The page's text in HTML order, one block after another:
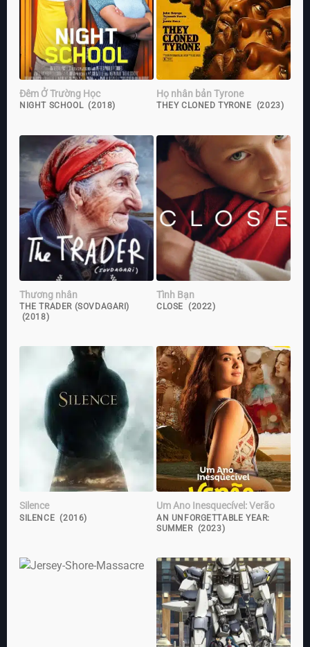
Đêm Ở Trường Học
NIGHT SCHOOL (2018)
Họ nhân bản Tyrone
THEY CLONED TYRONE (2023)
Thương nhân
THE TRADER (SOVDAGARI)
(2018)
Tình Bạn
CLOSE (2022)
Silence
SILENCE (2016)
Um Ano Inesquecível: Verão
AN UNFORGETTABLE YEAR:
SUMMER (2023)